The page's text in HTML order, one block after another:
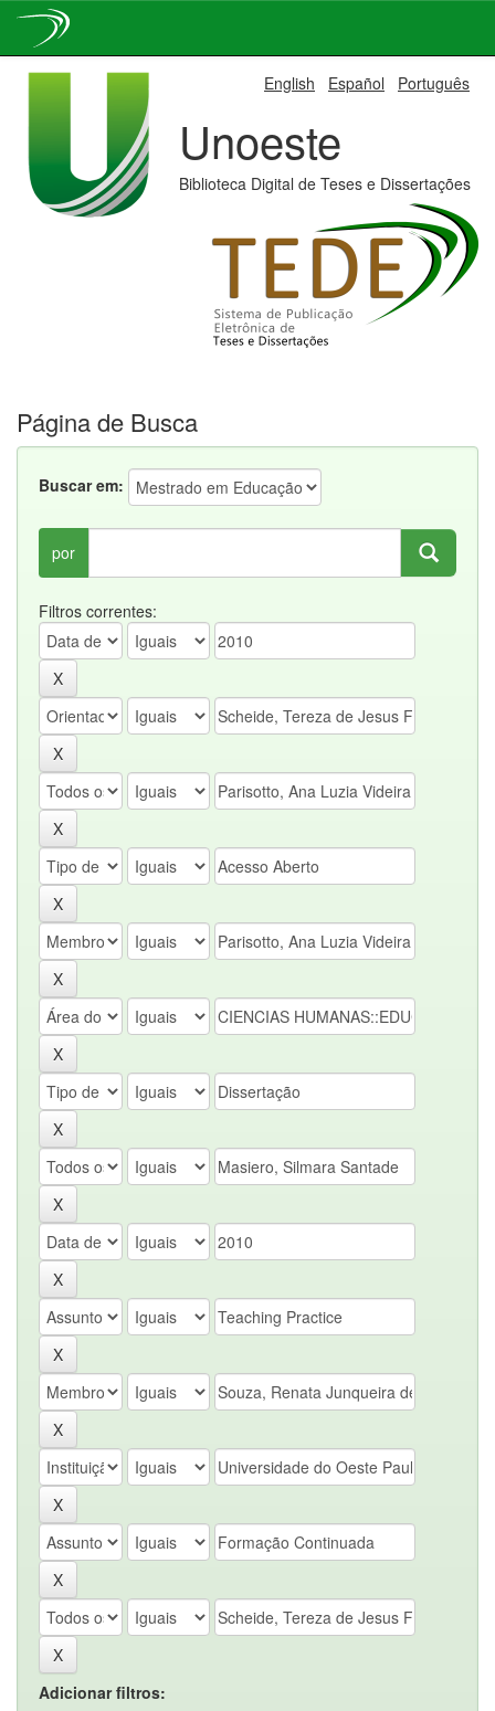
English Español Português
Unoeste
Biblioteca Digital de Teses e Dissertações
Página de Busca
Buscar em:
por
Filtros correntes:
Adicionar filtros: